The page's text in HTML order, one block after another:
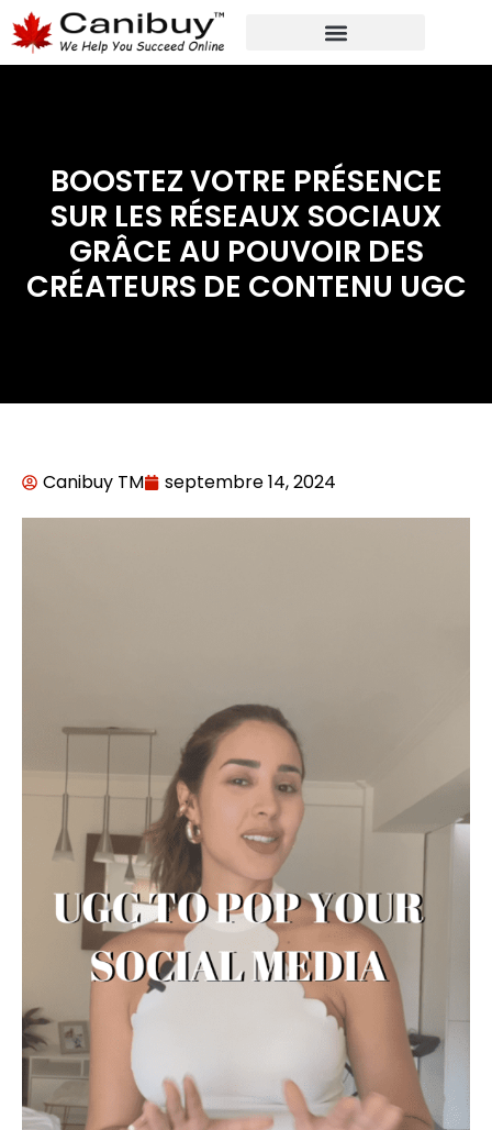
BOOSTEZ VOTRE PRÉSENCE
SUR LES RÉSEAUX SOCIAUX
GRÂCE AU POUVOIR DES
CRÉATEURS DE CONTENU UGC
Canibuy TM septembre 14, 2024